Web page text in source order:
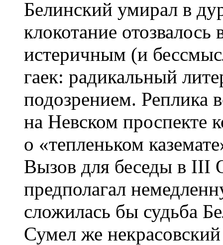
Белинский умирал в
клокотание
истеричным (и
гаек: радикальный
подозрением. Реплика
на Невском проспекте
о «тепленьком
Вызов для беседы в III
предполагал
сложилась бы судьба
Сумел же